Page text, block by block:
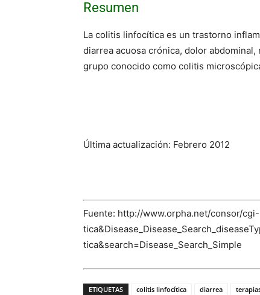
Resumen
La colitis linfocítica es un trastorno
diarrea acuosa crónica, dolor
grupo conocido como colitis
Última actualización: Febrero 2012
Fuente: http://www.orpha.net/consor/
tica&search=Disease_Search_Simple
ETIQUETAS colitis linfocítica diarrea